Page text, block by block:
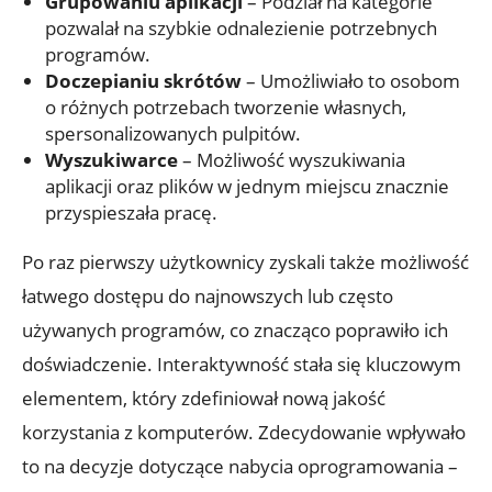
pozwalał na szybkie odnalezienie potrzebnych
programów.
Doczepianiu skrótów– Umożliwiało to osobom
o różnych potrzebach tworzenie własnych,
spersonalizowanych pulpitów.
Wyszukiwarce– Możliwość wyszukiwania
aplikacji oraz plików w jednym miejscu znacznie
przyspieszała pracę.
Po raz pierwszy użytkownicy zyskali także możliwość
łatwego dostępu do najnowszych lub często
używanych programów, co znacząco poprawiło ich
doświadczenie. Interaktywność stała się kluczowym
elementem, który zdefiniował nową jakość
korzystania z komputerów. Zdecydowanie wpływało
to na decyzje dotyczące nabycia oprogramowania –